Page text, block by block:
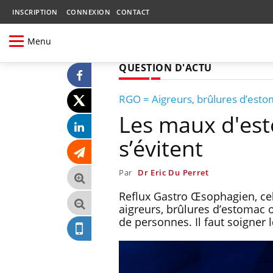
INSCRIPTION CONNEXION CONTACT
Menu
QUESTION D'ACTU
RGO = Aigreurs, brûlures
Les maux
s’évitent
Par Dr Eric Du Perret
Reflux Gastro Œsophagien,
aigreurs, brûlures
de personnes. Il faut soigner